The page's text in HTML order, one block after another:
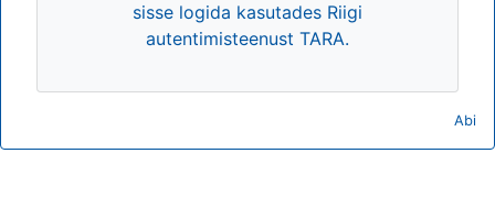
sisse logida kasutades Riigi
autentimisteenust TARA.
Abi